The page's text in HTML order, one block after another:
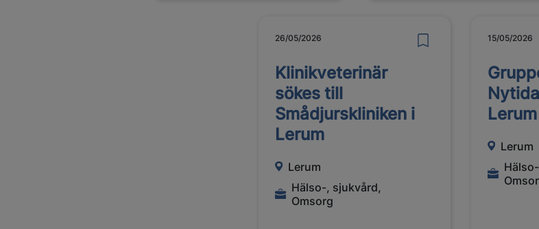
26/05/2026
Klinikveterinär
sökes till
Smådjurskliniken i
Lerum
Lerum
Hälso-, sjukvård,
Omsorg
15/05/2026
Lerum
Lerum